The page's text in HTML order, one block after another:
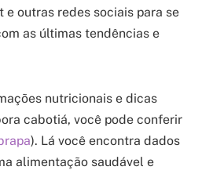
e outras redes sociais para se
as últimas tendências e
nutricionais e dicas
cabotiá, você pode conferir
). Lá você encontra dados
alimentação saudável e